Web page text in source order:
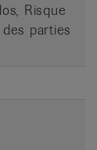
Risque
parties